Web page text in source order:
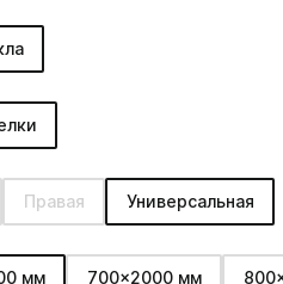
Правая Универсальная
мм 700x2000 мм